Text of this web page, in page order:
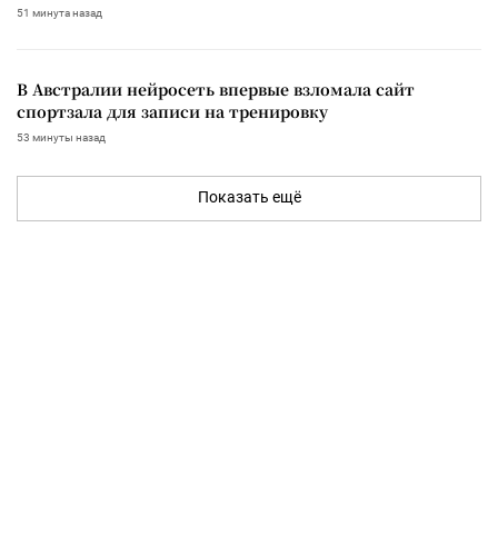
51 минута назад
В Австралии нейросеть впервые взломала сайт
спортзала для записи на тренировку
53 минуты назад
Показать ещё